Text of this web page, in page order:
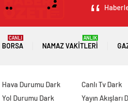
BORSA
CANLI
NAMAZ VAKITLERI
ANLIK
Hava Durumu Dark
Yol Durumu Dark
Canlı Tv Dark
Yayın Akışları